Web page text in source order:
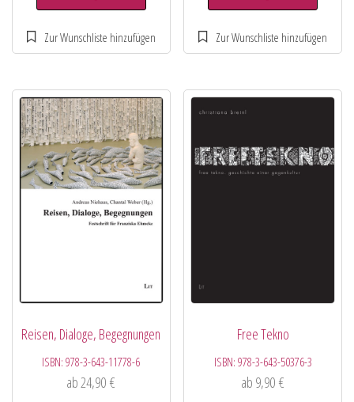
Reisen, Dialoge, Begegnungen
ISBN:978-3-643-11778-6
ab24,90€
Free Tekno
ISBN: 978-3-643-50376-3
ab 9,90€